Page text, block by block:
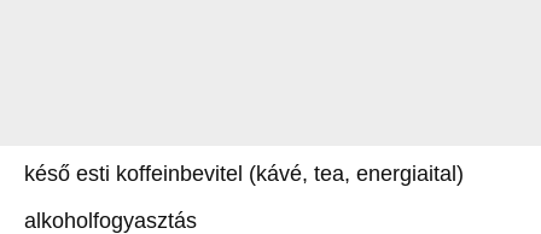
késő esti koffeinbevitel (kávé, tea, energiaital)
alkoholfogyasztás